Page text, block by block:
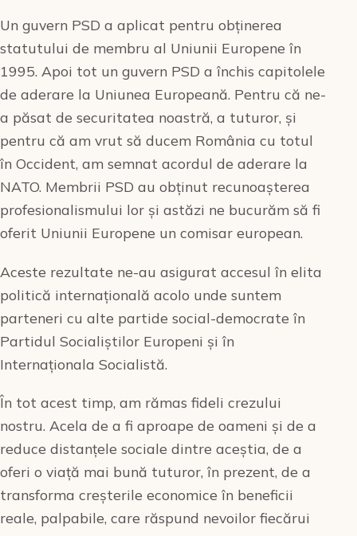
Un guvern PSD a aplicat pentru obținerea
statutului de membru al Uniunii Europene în
1995. Apoi tot un guvern PSD a închis capitolele
de aderare la Uniunea Europeană. Pentru că ne-
a păsat de securitatea noastră, a tuturor, și
pentru că am vrut să ducem România cu totul
în Occident, am semnat acordul de aderare la
NATO. Membrii PSD au obținut recunoașterea
profesionalismului lor și astăzi ne bucurăm să fi
oferit Uniunii Europene un comisar european.
Aceste rezultate ne-au asigurat accesul în elita
politică internațională acolo unde suntem
parteneri cu alte partide social-democrate în
Partidul Socialiștilor Europeni și în
Internaționala Socialistă.
În tot acest timp, am rămas fideli crezului
nostru. Acela de a fi aproape de oameni și de a
reduce distanțele sociale dintre aceștia, de a
oferi o viață mai bună tuturor, în prezent, de a
transforma creșterile economice în beneficii
reale, palpabile, care răspund nevoilor fiecărui